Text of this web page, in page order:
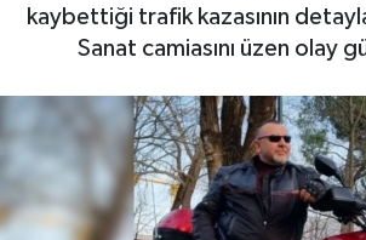
kaybettiği trafik kazasının
Sanat camiasını üzen olay
Haberde İnsan
Kültür Sanat
Magazin
Manşet Altı